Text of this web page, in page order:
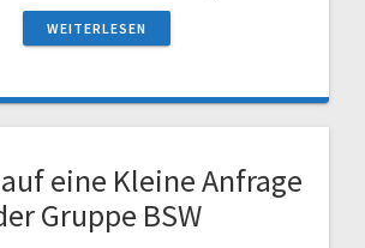
WEITERLESEN
eine Kleine Anfrage
Gruppe BSW